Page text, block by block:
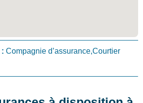
Compagnie d’assurance,Courtier